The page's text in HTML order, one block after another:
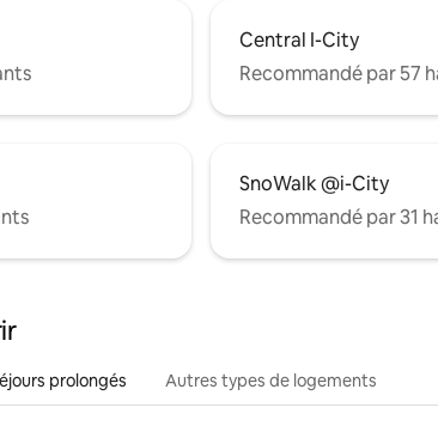
Central I-City
Recommandé par 57
SnoWalk @i-City
Recommandé par 31
prolongés Autres types de logements